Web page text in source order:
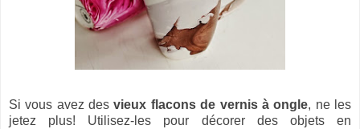
Si vous avez desvieux flacons de vernis à ongle, ne les
jetez plus! Utilisez-les pour décorer des objets en